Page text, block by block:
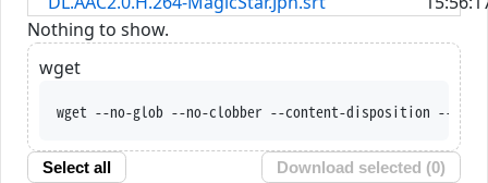
Nothing to show.
wget
wget --no-glob --no-clobber --content-disposition --trust-server-
Select all Download selected (0)